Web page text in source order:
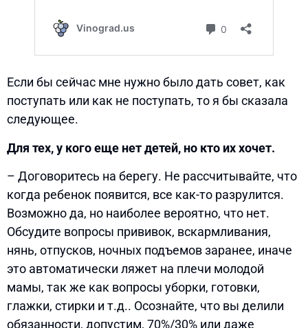
Если бы сейчас мне нужно было дать совет, как
поступать или как не поступать, то я бы сказала
следующее.
Для тех, у кого еще нет детей, но кто их хочет.
– Договоритесь на берегу. Не рассчитывайте, что
когда ребенок появится, все как-то разрулится.
Возможно да, но наиболее вероятно, что нет.
Обсудите вопросы прививок, вскармливания,
нянь, отпусков, ночных подъемов заранее, иначе
это автоматически ляжет на плечи молодой
мамы, так же как вопросы уборки, готовки,
глажки, стирки и т.д.. Осознайте, что вы делили
обязанности, допустим, 70%/30% или даже